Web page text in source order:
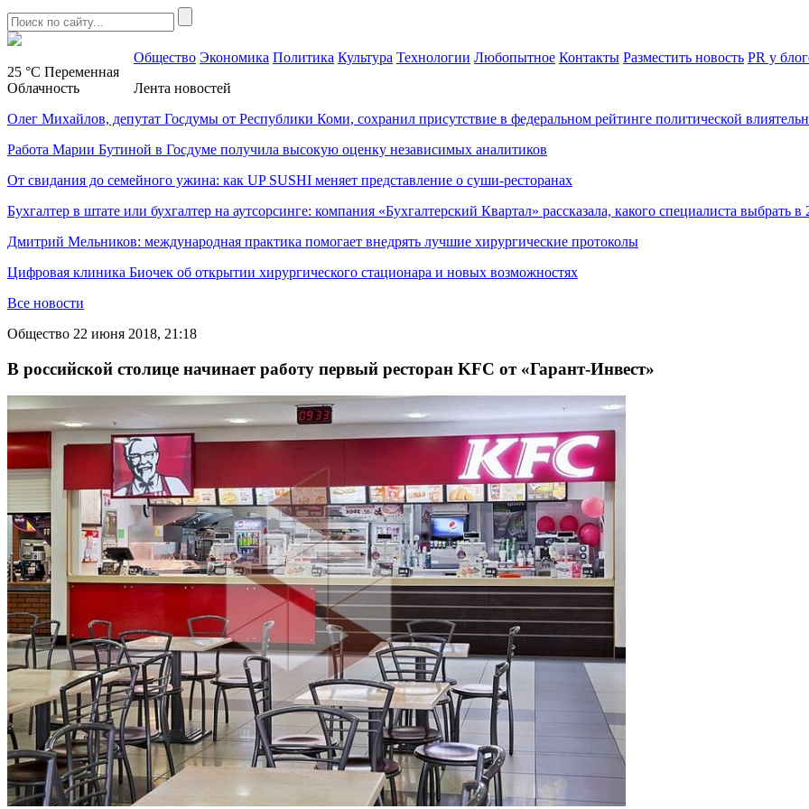
25 °C Переменная
Облачность
Общество Экономика Политика Культура Технологии Любопытное Контакты Разместить новость PR у
Лента новостей
Олег Михайлов, депутат Госдумы от Республики Коми, сохранил присутствие в федеральном рейтинге политической
Работа Марии Бутиной в Госдуме получила высокую оценку независимых аналитиков
От свидания до семейного ужина: как UP SUSHI меняет представление о суши-ресторанах
Бухгалтер в штате или бухгалтер на аутсорсинге: компания «Бухгалтерский Квартал» рассказала, какого специалиста выбрать в
Дмитрий Мельников: международная практика помогает внедрять лучшие хирургические протоколы
Цифровая клиника Биочек об открытии хирургического стационара и новых возможностях
Все новости
Общество 22 июня 2018, 21:18
В российской столице начинает работу первый ресторан KFC от «Гарант-Инвест»